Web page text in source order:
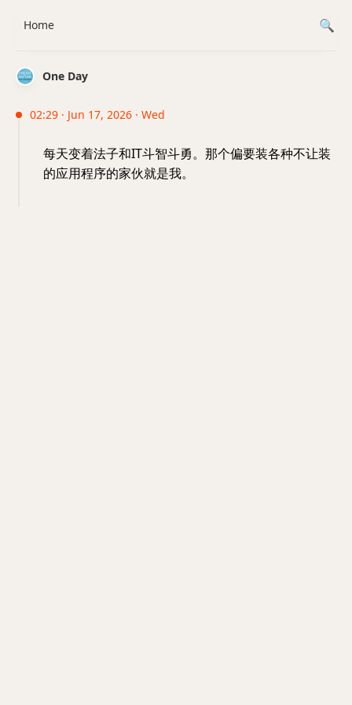
One Day
02:29 · Jun 17, 2026 · Wed
每天变着法子和IT斗智斗勇。那个偏要装各种不让装
的应用程序的家伙就是我。
Home